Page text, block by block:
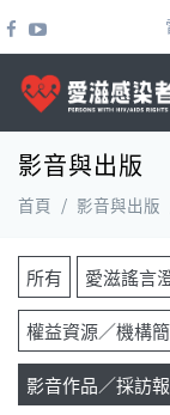
搜尋表單
影音與出版
首頁 / 影音與出版
所有 愛滋謠言
權益資源／機構
影音作品／採訪